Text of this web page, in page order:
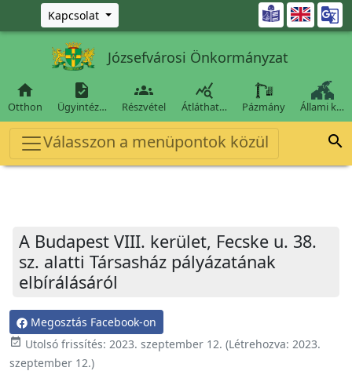
Ugrás a fő tartalomra
Kapcsolat 
Józsefvárosi Önkormányzat

Otthon

Ügyintéz…

Részvétel

Átláthat… Pázmány Állami k…
Válasszon a menüpontok közül 
A Budapest VIII. kerület, Fecske u. 38.
sz. alatti Társasház pályázatának
elbírálásáról
Megosztás Facebook-on
event_available Utolsó frissítés: 2023. szeptember 12. (Létrehozva: 2023.
szeptember 12.)